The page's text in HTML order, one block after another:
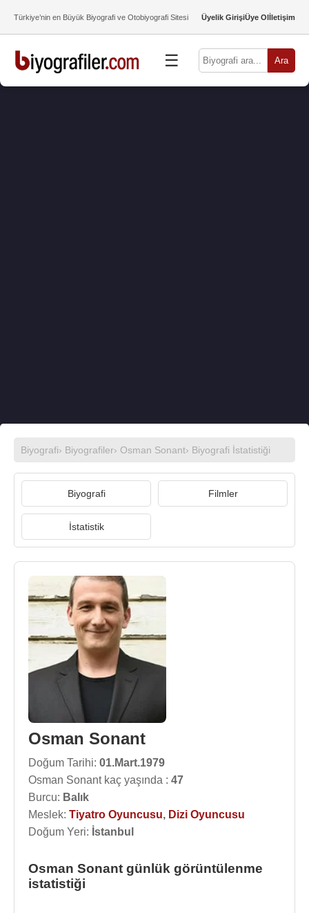
Türkiye’nin en Büyük Biyografi ve Otobiyografi Sitesi Üyelik GirişiÜye Olİletişim
☰ Ara
Biyografi› Biyografiler› Osman Sonant› Biyografi İstatistiği
Biyografi Filmler
İstatistik
Osman Sonant
Doğum Tarihi: 01.Mart.1979
Osman Sonant kaç yaşında : 47
Burcu: Balık
Meslek: Tiyatro Oyuncusu, Dizi Oyuncusu
Doğum Yeri: İstanbul
Osman Sonant günlük görüntülenme
istatistiği